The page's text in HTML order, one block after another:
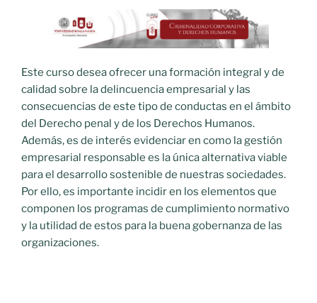
Este curso desea ofrecer una formación integral y de
calidad sobre la delincuencia empresarial y las
consecuencias de este tipo de conductas en el ámbito
del Derecho penal y de los Derechos Humanos.
Además, es de interés evidenciar en como la gestión
empresarial responsable es la única alternativa viable
para el desarrollo sostenible de nuestras sociedades.
Por ello, es importante incidir en los elementos que
componen los programas de cumplimiento normativo
y la utilidad de estos para la buena gobernanza de las
organizaciones.